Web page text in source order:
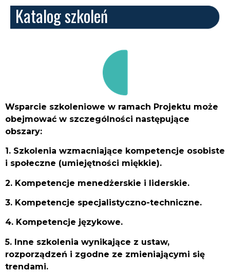
Katalog szkoleń
Wsparcie szkoleniowe w ramach Projektu może
obejmować w szczególności następujące
obszary:
1. Szkolenia wzmacniające kompetencje osobiste
i społeczne (umiejętności miękkie).
2. Kompetencje menedżerskie i liderskie.
3. Kompetencje specjalistyczno-techniczne.
4. Kompetencje językowe.
5. Inne szkolenia wynikające z ustaw,
rozporządzeń i zgodne ze zmieniającymi się
trendami.